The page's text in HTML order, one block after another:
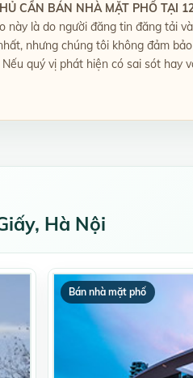
CẦN BÁN NHÀ MẶT PHỐ TẠI
này là do người đăng tin đăng tải
nhưng chúng tôi không đảm
quý vị phát hiện có sai sót hay
Hà Nội
Bán nhà mặt phố